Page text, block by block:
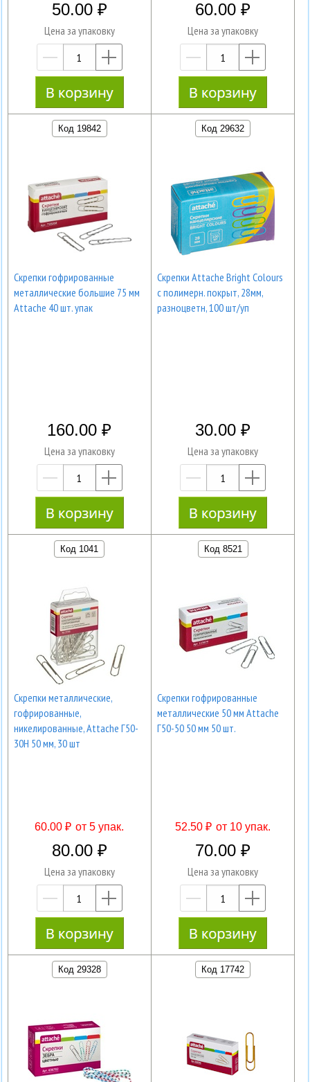
50.00
Цена за упаковку
—
60.00
Цена за упаковку
—
Код 19842
Скрепки гофрированные
металлические большие 75 мм
Attache 40 шт. упак
160.00
Цена за упаковку
—
Код 29632
Скрепки Attache Bright Colours
с полимерн. покрыт, 28мм,
разноцветн, 100 шт/уп
30.00
Цена за упаковку
—
Код 1041
Скрепки металлические,
гофрированные,
никелированные, Attache Г50-
30Н 50 мм, 30 шт
60.00 ₽ от 5 упак.
80.00
Цена за упаковку
—
Код 8521
Скрепки гофрированные
металлические 50 мм Attache
Г50-50 50 мм 50 шт.
52.50 ₽ от 10 упак.
70.00
Цена за упаковку
—
Код 29328 Код 17742